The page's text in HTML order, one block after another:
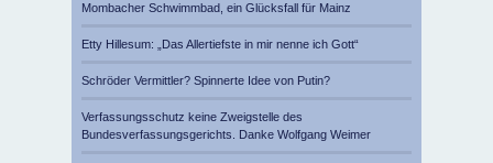
Mombacher Schwimmbad, ein Glücksfall für Mainz
Etty Hillesum: „Das Allertiefste in mir nenne ich Gott“
Schröder Vermittler? Spinnerte Idee von Putin?
Verfassungsschutz keine Zweigstelle des
Bundesverfassungsgerichts. Danke Wolfgang Weimer